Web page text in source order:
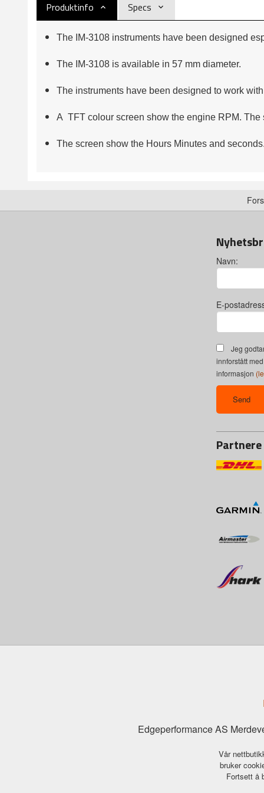
Produktinfo Specs
The IM-3108 instruments have been designed
The IM-3108 is available in 57 mm diameter.
The instruments have been designed to work
A TFT colour screen show the engine RPM.
The screen show the Hours Minutes and
Navn:
E-
Jeg
innforstått
informasjon
Partnere
Edgeperformance AS
Vår
bruker
Fortsett å